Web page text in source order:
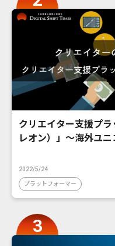
クリエイター支援プ
レオン）」〜海外ユ
2022/5/24
プラットフォーマー